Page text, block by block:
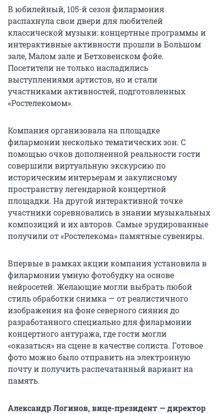
В юбилейный, 105-й сезон филармония
распахнула свои двери для любителей
классической музыки: концертные программы и
интерактивные активности прошли в Большом
зале, Малом зале и Бетховенском фойе.
Посетители не только насладились
выступлениями артистов, но и стали
участниками активностей, подготовленных
«Ростелекомом».
Компания организовала на площадке
филармонии несколько тематических зон. С
помощью очков дополненной реальности гости
совершили виртуальную экскурсию по
историческим интерьерам и закулисному
пространству легендарной концертной
площадки. На другой интерактивной точке
участники соревновались в знании музыкальных
композиций и их авторов. Самые эрудированные
получили от «Ростелекома» памятные сувениры.
Впервые в рамках акции компания установила в
филармонии умную фотобудку на основе
нейросетей. Желающие могли выбрать любой
стиль обработки снимка — от реалистичного
изображения на фоне северного сияния до
разработанного специально для филармонии
концертного антуража, где гости могли
«оказаться» на сцене в качестве солиста. Готовое
фото можно было отправить на электронную
почту и получить распечатанный вариант на
память.
Александр Логинов, вице-президент — директор